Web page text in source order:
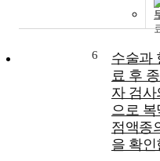
6
수술과
료 후
자 검사
으로 복
점액종
을 확인